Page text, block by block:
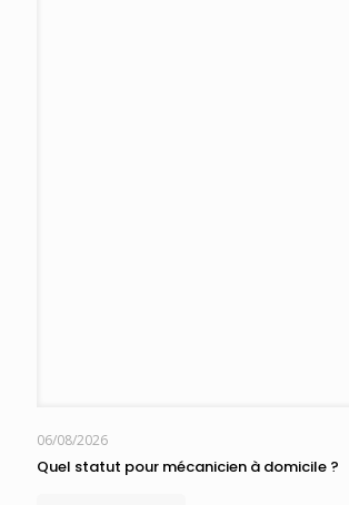
06/08/2026
Quel statut pour mécanicien à domicile ?